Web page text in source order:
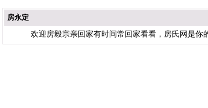
房永定
欢迎房毅宗亲回家有时间常回家看看，房氏网是你的